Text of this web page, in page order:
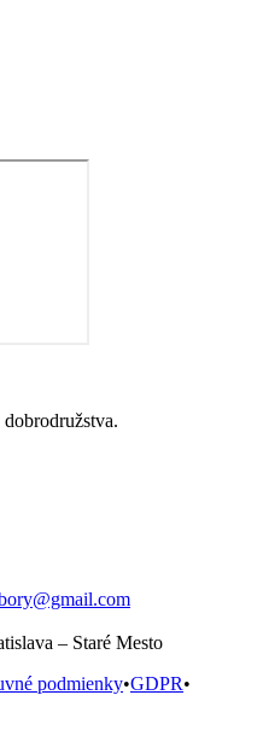
– Staré Mesto
podmienky•GDPR•